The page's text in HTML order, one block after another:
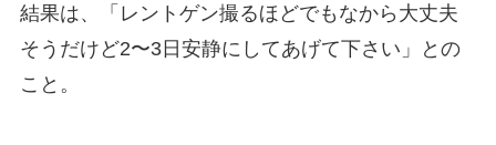
結果は、
「レントゲン撮るほどでもなから大丈夫
そうだけど2〜3日安静にしてあげて下さい」
との
こと。